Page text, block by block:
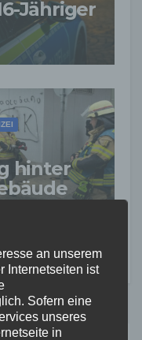
Jähriger
hinter
an unserem
Internetseiten ist
Sofern eine
unseres
in